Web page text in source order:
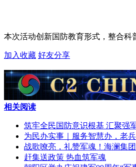
本次活动创新国防教育形式，整合科
加入收藏 好友分享
相关阅读
筑牢全民国防意识根基 汇聚强
为民办实事｜服务智慧办，老
战歌嘹亮，礼赞军魂！海澜集
​赶集送政策 热血筑军魂